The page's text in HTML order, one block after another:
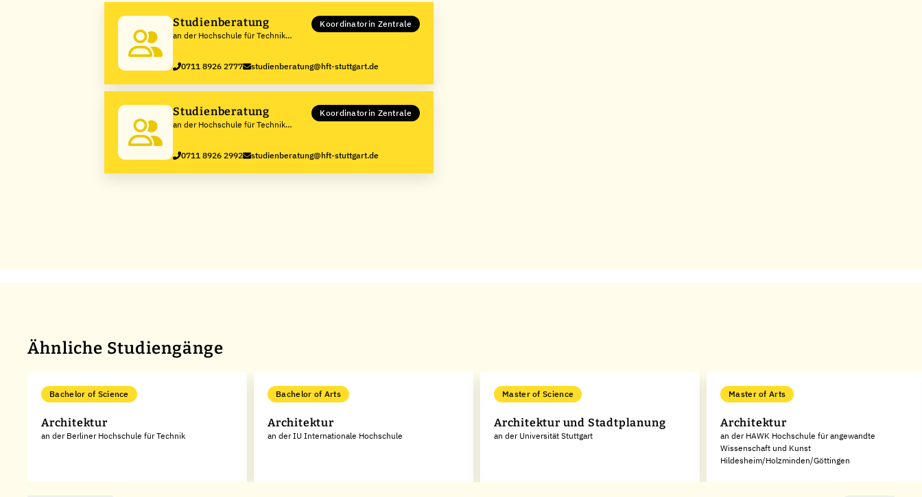
Studienberatung
an der Hochschule für Technik
Koordinatorin Zentrale
0711 8926 2777 studienberatung@hft-stuttgart.de
Studienberatung
an der Hochschule für Technik
Koordinatorin Zentrale
0711 8926 2992 studienberatung@hft-stuttgart.de
Ähnliche Studiengänge
Bachelor of Science
Architektur
an der Berliner Hochschule für Technik
Bachelor of Arts
Architektur
an der IU Internationale Hochschule
Master of Science
Architektur und Stadtplanung
an der Universität Stuttgart
Master of Arts
Architektur
an der HAWK Hochschule für angewandte
Wissenschaft und Kunst
Hildesheim/Holzminden/Göttingen